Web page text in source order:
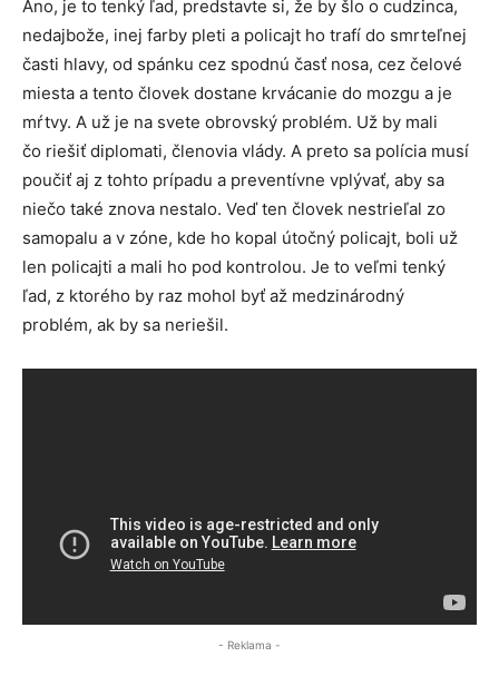
Áno, je to tenký ľad, predstavte si, že by šlo o cudzinca,
nedajbože, inej farby pleti a policajt ho trafí do smrteľnej
časti hlavy, od spánku cez spodnú časť nosa, cez čelové
miesta a tento človek dostane krvácanie do mozgu a je
mŕtvy. A už je na svete obrovský problém. Už by mali
čo riešiť diplomati, členovia vlády. A preto sa polícia musí
poučiť aj z tohto prípadu a preventívne vplývať, aby sa
niečo také znova nestalo. Veď ten človek nestrieľal zo
samopalu a v zóne, kde ho kopal útočný policajt, boli už
len policajti a mali ho pod kontrolou. Je to veľmi tenký
ľad, z ktorého by raz mohol byť až medzinárodný
problém, ak by sa neriešil.
- Reklama -